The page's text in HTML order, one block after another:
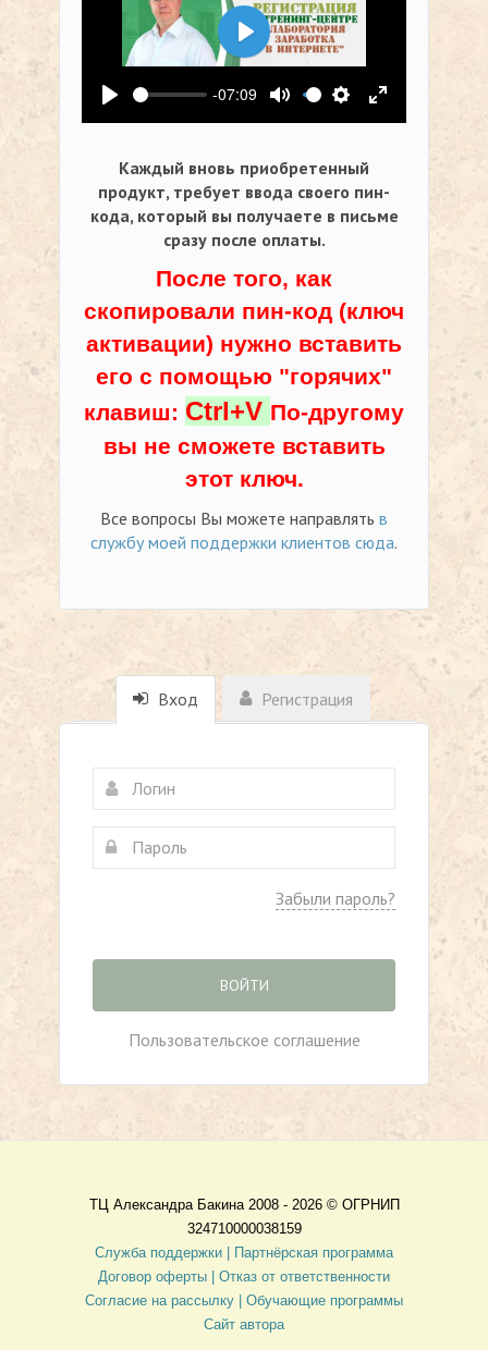
Воспроизвести
-07:09
Выключить звук
Настройки
На весь
Воспроизвести
Каждый вновь приобретенный
продукт, требует ввода своего пин-
кода, который вы получаете в письме
сразу после оплаты.
После того, как
скопировали пин-код (ключ
активации) нужно вставить
его с помощью "горячих"
клавиш: Ctrl+V По-другому
вы не сможете вставить
этот ключ.
Все вопросы Вы можете направлять в
службу моей поддержки клиентов сюда.
Вход Регистрация
Забыли пароль?
ВОЙТИ
Пользовательское соглашение
ТЦ Александра Бакина 2008 - 2026 © ОГРНИП
324710000038159
Служба поддержки |
Партнёрская программа
Договор оферты
| Отказ от ответственности
Согласие на рассылку | Обучающие программы
Сайт автора